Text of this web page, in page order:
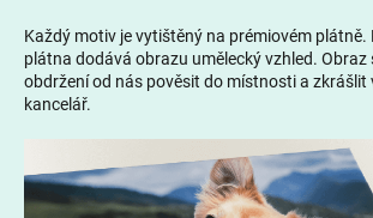
Každý motiv je vytištěný na prémiovém
plátna dodává obrazu umělecký vzhled. Obraz
obdržení od nás pověsit do místnosti a zkrášlit
kancelář.